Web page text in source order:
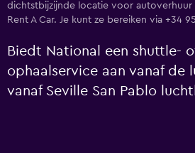
dichtstbijzijnde locatie voor autoverhuur
Rent A Car. Je kunt ze bereiken via +34
Biedt National een shuttle-
ophaalservice aan vanaf de
vanaf Seville San Pablo